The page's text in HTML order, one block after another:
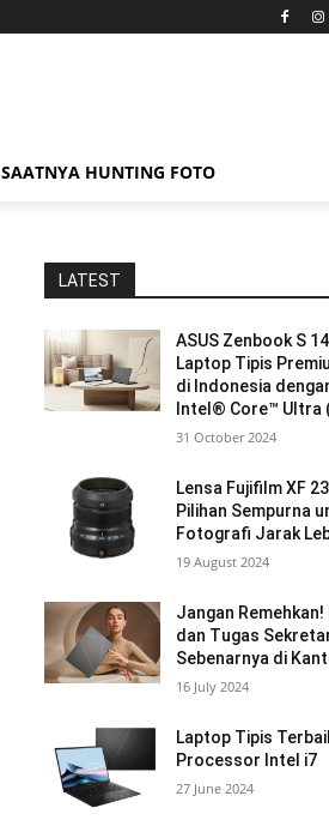
SAATNYA HUNTING FOTO
LATEST
ASUS Zenbook S 14
Laptop Tipis
di Indonesia
Intel® Core™ Ultra
31 October 2024
Lensa Fujifilm XF
Pilihan Sempurna
Fotografi Jarak
19 August 2024
Jangan Remehkan!
dan Tugas
Sebenarnya di
16 July 2024
Laptop Tipis
Processor Intel i7
27 June 2024